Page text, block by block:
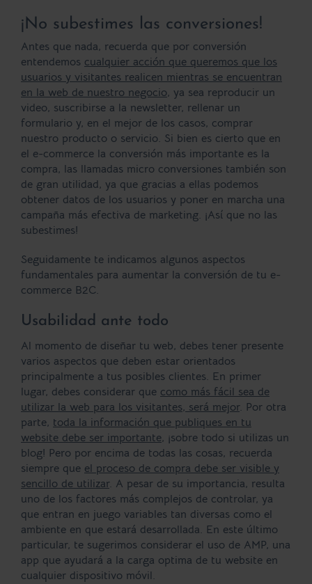
¡No subestimes las conversiones!
Antes que nada, recuerda que por conversión
entendemos cualquier acción que queremos que los
usuarios y visitantes realicen mientras se encuentran
en la web de nuestro negocio, ya sea reproducir un
video, suscribirse a la newsletter, rellenar un
formulario y, en el mejor de los casos, comprar
nuestro producto o servicio. Si bien es cierto que en
el e-commerce la conversión más importante es la
compra, las llamadas micro conversiones también son
de gran utilidad, ya que gracias a ellas podemos
obtener datos de los usuarios y poner en marcha una
campaña más efectiva de marketing. ¡Así que no las
subestimes!
Seguidamente te indicamos algunos aspectos
fundamentales para aumentar la conversión de tu e-
commerce B2C.
Usabilidad ante todo
Al momento de diseñar tu web, debes tener presente
varios aspectos que deben estar orientados
principalmente a tus posibles clientes. En primer
lugar, debes considerar que como más fácil sea de
utilizar la web para los visitantes, será mejor. Por otra
parte, toda la información que publiques en tu
website debe ser importante, ¡sobre todo si utilizas un
blog! Pero por encima de todas las cosas, recuerda
siempre que el proceso de compra debe ser visible y
sencillo de utilizar. A pesar de su importancia, resulta
uno de los factores más complejos de controlar, ya
que entran en juego variables tan diversas como el
ambiente en que estará desarrollada. En este último
particular, te sugerimos considerar el uso de AMP, una
app que ayudará a la carga optima de tu website en
cualquier dispositivo móvil.